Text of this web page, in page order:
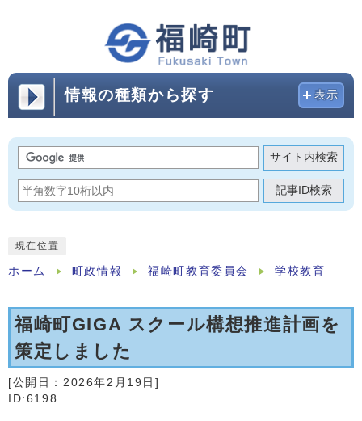
情報の種類から探す 表示
サイト内検索
記事ID検索
現在位置
ホーム 町政情報 福崎町教育委員会 学校教育
福崎町GIGA スクール構想推進計画を
策定しました
[公開日： 2026年2月19日 ]
ID:6198